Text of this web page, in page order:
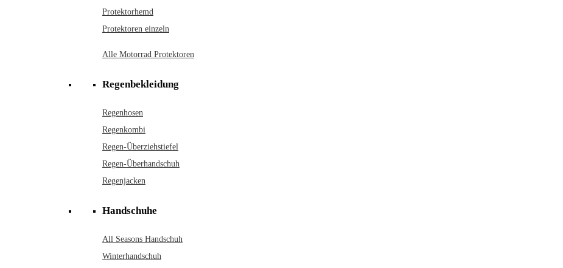
Protektorhemd
Protektoren einzeln
Alle Motorrad Protektoren
Regenbekleidung
Regenhosen
Regenkombi
Regen-Überziehstiefel
Regen-Überhandschuh
Regenjacken
Handschuhe
All Seasons Handschuh
Winterhandschuh